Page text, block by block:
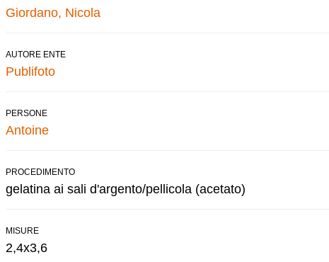
Giordano, Nicola
AUTORE ENTE
Publifoto
PERSONE
Antoine
PROCEDIMENTO
gelatina ai sali d'argento/pellicola (acetato)
MISURE
2,4x3,6